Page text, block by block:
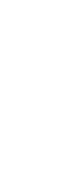
れば、お
負担に
です。
）となり
無料で